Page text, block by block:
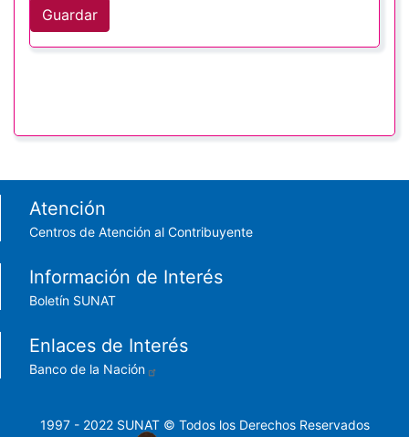
Guardar
Footer menu
Atención
Centros de Atención al Contribuyente
Información de Interés
Boletín SUNAT
Enlaces de Interés
Banco de la Nación
1997 - 2022 SUNAT © Todos los Derechos Reservados